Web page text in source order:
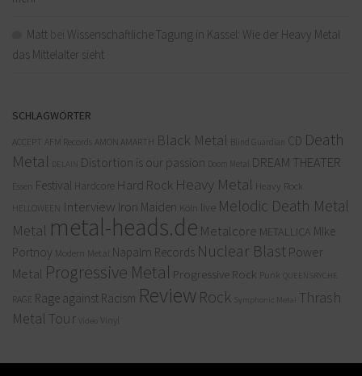
Matt
Wissenschaftliche Tagung in Kassel: Wie der Heavy Metal
das Mittelalter sieht
SCHLAGWÖRTER
ACCEPT AFM Records AMON AMARTH Black Metal Blind Guardian CD Death
Metal
DELAIN Distortion is our passion Doom Metal DREAM THEATER
Essen Festival Hardcore Hard Rock Heavy Metal Heavy Rock
HELLOWEEN Interview Iron Maiden Köln live Melodic Death Metal
Metal metal-heads.de Metalcore METALLICA MIke
Portnoy Modern Metal Napalm Records Nuclear Blast Power
Metal Progressive Metal Progressive Rock Punk QUEENSRYCHE
RAGE Rage against Racism Review Rock Symphonic Metal
Thrash
Metal Tour Video Vinyl